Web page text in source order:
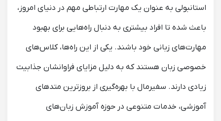
استانبولی به عنوان یک مهارت ارتباطی مهم در دنیای امروز،
باعث شده تا افراد بیشتری به دنبال راه‌هایی برای بهبود
مهارت‌های زبانی خود باشند. یکی از این راه‌ها، کلاس‌های
خصوصی زبان هستند که به دلیل مزایای فراوانشان جذابیت
زیادی دارند. سفیرمال با بهره‌گیری از بروزترین متدهای
آموزشی، خدمات متنوعی در حوزه آموزش زبان‌های